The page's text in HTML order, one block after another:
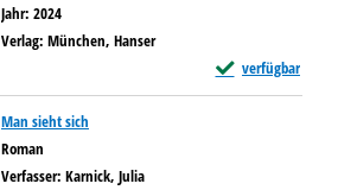
Jahr: 2024
Verlag: München, Hanser
verfügbar
Exemplar-Details
Man sieht sich
Roman
Verfasser: Karnick, Julia